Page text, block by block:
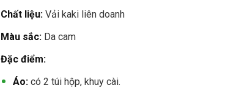
Chất liệu: Vải kaki liên doanh
Màu sắc: Da cam
Đặc điểm:
Áo: có 2 túi hộp, khuy cài.